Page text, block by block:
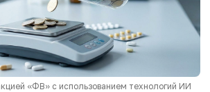
«ФВ» с использованием технологий ИИ